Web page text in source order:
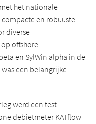
het nationale
en robuuste
diverse
offshore
en SylWin alpha in de
een belangrijke
werd een test
debietmeter KATflow